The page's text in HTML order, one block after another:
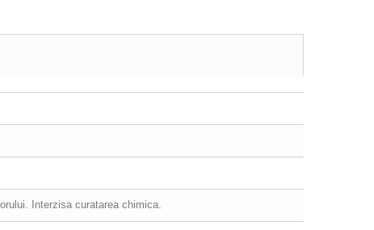
Interzisa curatarea chimica.